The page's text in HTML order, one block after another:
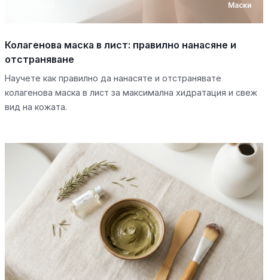
Маски
Колагенова маска в лист: правилно нанасяне и
отстраняване
Научете как правилно да нанасяте и отстранявате
колагенова маска в лист за максимална хидратация и свеж
вид на кожата.